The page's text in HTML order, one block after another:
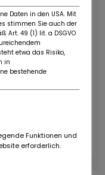
Daten in den USA. Mit
stimmen Sie auch der
Art. 49 (1) lit. a DSGVO
etwa das Risiko,
in
bestehende
Funktionen und
erforderlich.